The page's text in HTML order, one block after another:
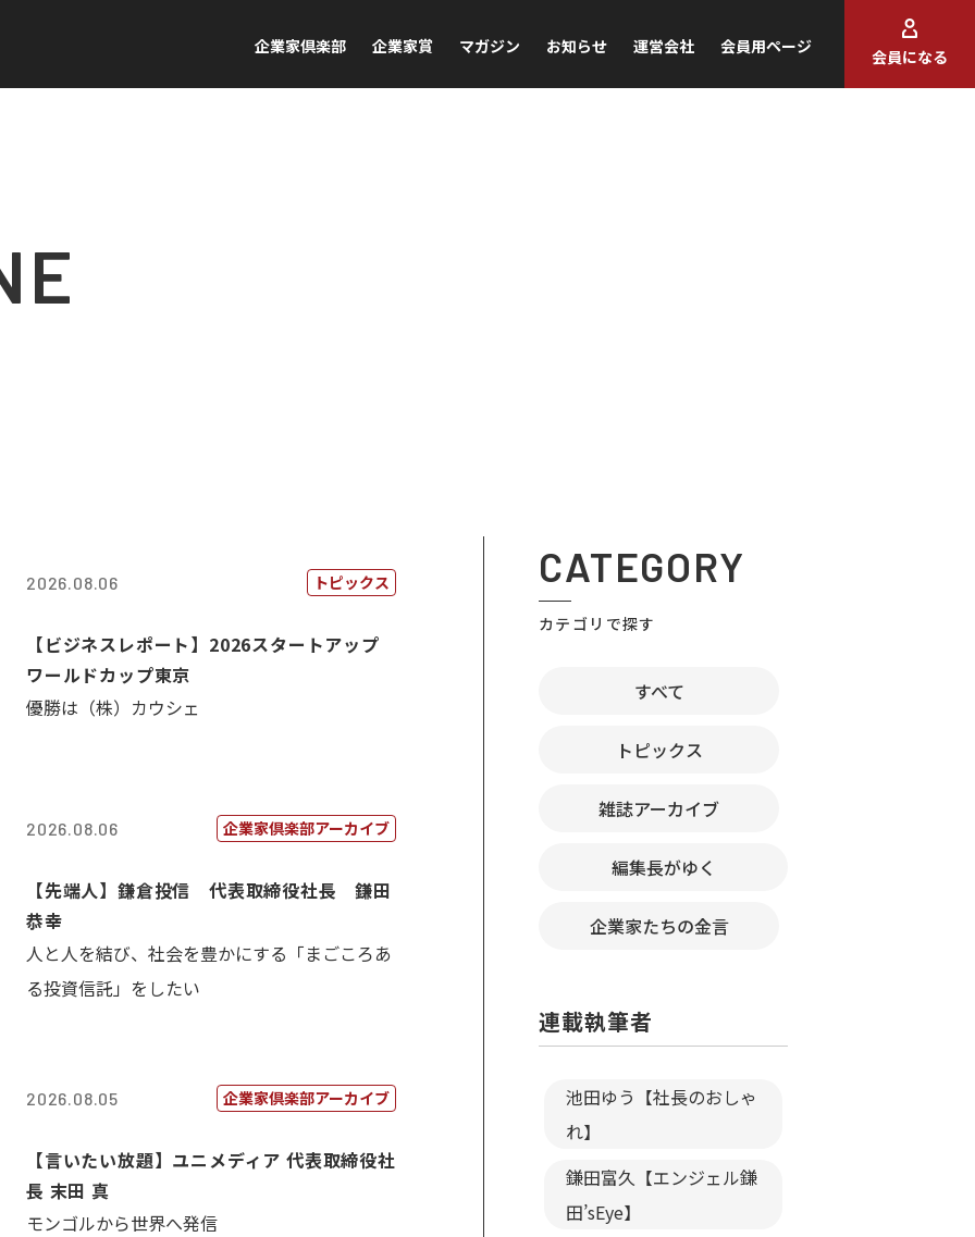
企業家倶楽部 企業家賞 マガジン お知らせ 運営会社 会員用ページ
会員になる
2026.08.06 トピックス
【ビジネスレポート】2026スタートアップ
ワールドカップ東京
優勝は（株）カウシェ
2026.08.06 企業家倶楽部アーカイブ
【先端人】鎌倉投信 代表取締役社長 鎌田
恭幸
人と人を結び、社会を豊かにする「まごころあ
る投資信託」をしたい
2026.08.05 企業家倶楽部アーカイブ
【言いたい放題】ユニメディア 代表取締役社
長 末田 真
モンゴルから世界へ発信
CATEGORY
カテゴリで探す
すべて
トピックス
雑誌アーカイブ
編集長がゆく
企業家たちの金言
連載執筆者
池田ゆう【社長のおしゃ
れ】
鎌田富久【エンジェル鎌
田’sEye】